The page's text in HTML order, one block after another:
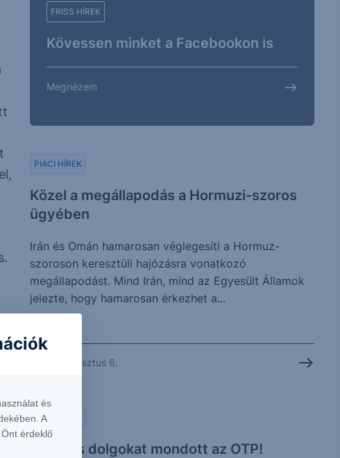
FRISS HÍREK
Kövessen minket a Facebookon is
Megnézem
Közel a megállapodás a Hormuzi-szoros
ügyében
PIACI HÍREK
Irán és Omán hamarosan véglegesíti a Hormuz-
szoroson keresztüli hajózásra vonatkozó
megállapodást. Mind Irán, mind az Egyesült Államok
jelezte, hogy hamarosan érkezhet a...
2026. augusztus 6.
Érdekes dolgokat mondott az OTP!
PIACI HÍREK
és
A
érdeklő